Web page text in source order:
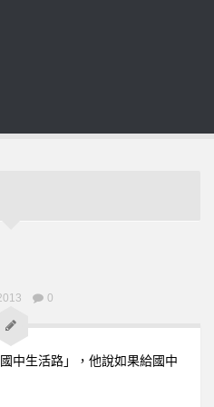
0
中生活路」，他說如果給國中